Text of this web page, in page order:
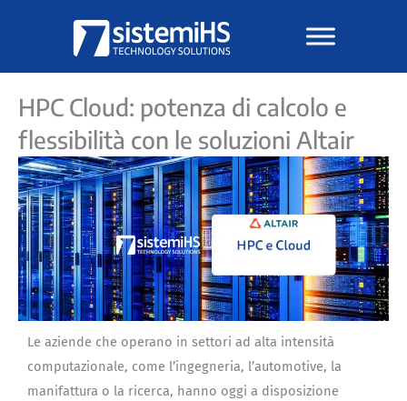
HPC Cloud: potenza di calcolo e
flessibilità con le soluzioni Altair
Le aziende che operano in settori ad alta intensità
computazionale, come l’ingegneria, l’automotive, la
manifattura o la ricerca, hanno oggi a disposizione